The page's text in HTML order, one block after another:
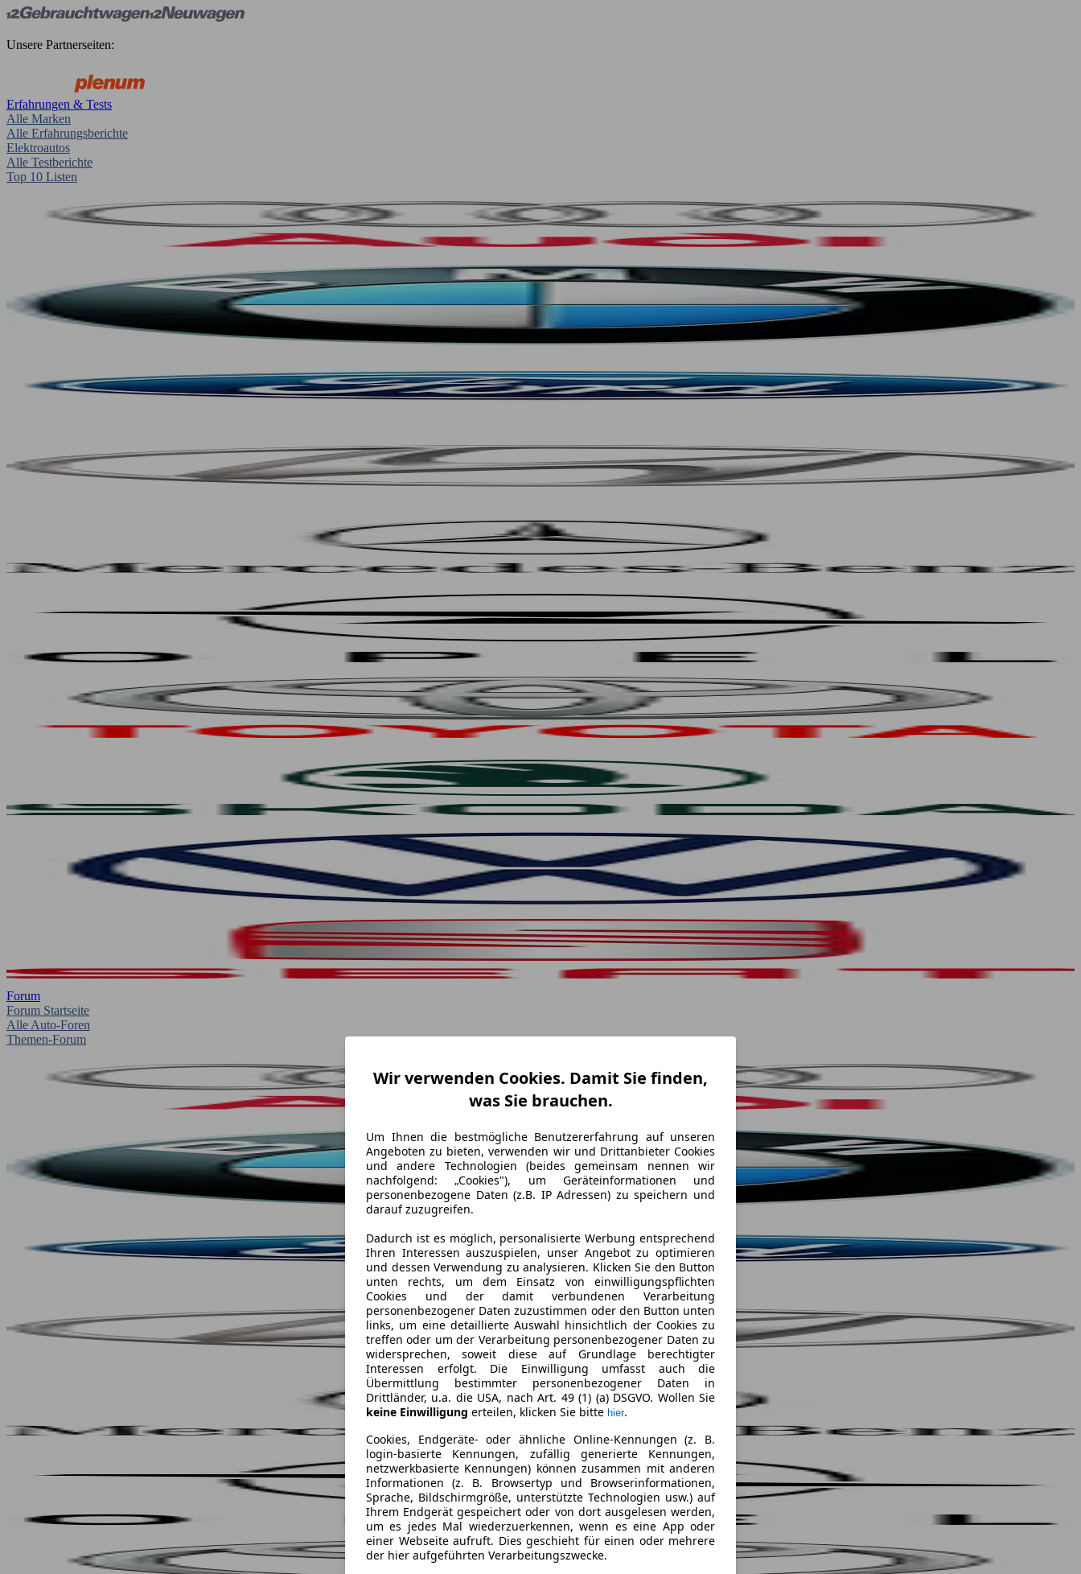
Unsere Partnerseiten:
Erfahrungen & Tests
Alle Marken
Alle Erfahrungsberichte
Elektroautos
Alle Testberichte
Top 10 Listen
Forum
Forum Startseite
Alle Auto-Foren
Themen-Forum
Wir verwenden Cookies. Damit Sie finden,
was Sie brauchen.
Um Ihnen die bestmögliche Benutzererfahrung auf unseren
Angeboten zu bieten, verwenden wir und Drittanbieter Cookies
und andere Technologien (beides gemeinsam nennen wir
nachfolgend: „Cookies"), um Geräteinformationen und
personenbezogene Daten (z.B. IP Adressen) zu speichern und
darauf zuzugreifen.
Dadurch ist es möglich, personalisierte Werbung entsprechend
Ihren Interessen auszuspielen, unser Angebot zu optimieren
und dessen Verwendung zu analysieren. Klicken Sie den Button
unten rechts, um dem Einsatz von einwilligungspflichten
Cookies und der damit verbundenen Verarbeitung
personenbezogener Daten zuzustimmen oder den Button unten
links, um eine detaillierte Auswahl hinsichtlich der Cookies zu
treffen oder um der Verarbeitung personenbezogener Daten zu
widersprechen, soweit diese auf Grundlage berechtigter
Interessen erfolgt. Die Einwilligung umfasst auch die
Übermittlung bestimmter personenbezogener Daten in
Drittländer, u.a. die USA, nach Art. 49 (1) (a) DSGVO. Wollen Sie
keine Einwilligung erteilen, klicken Sie bitte hier.
Cookies, Endgeräte- oder ähnliche Online-Kennungen (z. B.
login-basierte Kennungen, zufällig generierte Kennungen,
netzwerkbasierte Kennungen) können zusammen mit anderen
Informationen (z. B. Browsertyp und Browserinformationen,
Sprache, Bildschirmgröße, unterstützte Technologien usw.) auf
Ihrem Endgerät gespeichert oder von dort ausgelesen werden,
um es jedes Mal wiederzuerkennen, wenn es eine App oder
einer Webseite aufruft. Dies geschieht für einen oder mehrere
der hier aufgeführten Verarbeitungszwecke.